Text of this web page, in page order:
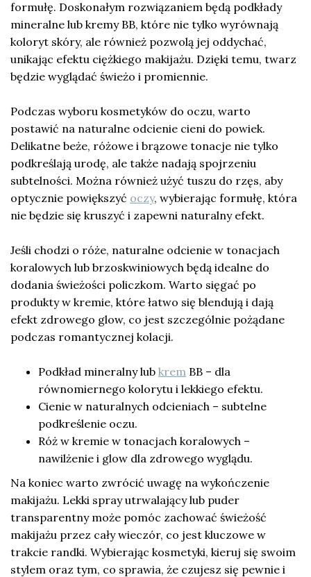
formułę. Doskonałym rozwiązaniem będą podkłady
mineralne lub kremy BB, które nie tylko wyrównają
koloryt skóry, ale również pozwolą jej oddychać,
unikając efektu ciężkiego makijażu. Dzięki temu, twarz
będzie wyglądać świeżo i promiennie.
Podczas wyboru kosmetyków do oczu, warto
postawić na naturalne odcienie cieni do powiek.
Delikatne beże, różowe i brązowe tonacje nie tylko
podkreślają urodę, ale także nadają spojrzeniu
subtelności. Można również użyć tuszu do rzęs, aby
optycznie powiększyć oczy, wybierając formułę, która
nie będzie się kruszyć i zapewni naturalny efekt.
Jeśli chodzi o róże, naturalne odcienie w tonacjach
koralowych lub brzoskwiniowych będą idealne do
dodania świeżości policzkom. Warto sięgać po
produkty w kremie, które łatwo się blendują i dają
efekt zdrowego glow, co jest szczególnie pożądane
podczas romantycznej kolacji.
Podkład mineralny lub krem BB – dla
równomiernego kolorytu i lekkiego efektu.
Cienie w naturalnych odcieniach – subtelne
podkreślenie oczu.
Róż w kremie w tonacjach koralowych –
nawilżenie i glow dla zdrowego wyglądu.
Na koniec warto zwrócić uwagę na wykończenie
makijażu. Lekki spray utrwalający lub puder
transparentny może pomóc zachować świeżość
makijażu przez cały wieczór, co jest kluczowe w
trakcie randki. Wybierając kosmetyki, kieruj się swoim
stylem oraz tym, co sprawia, że czujesz się pewnie i